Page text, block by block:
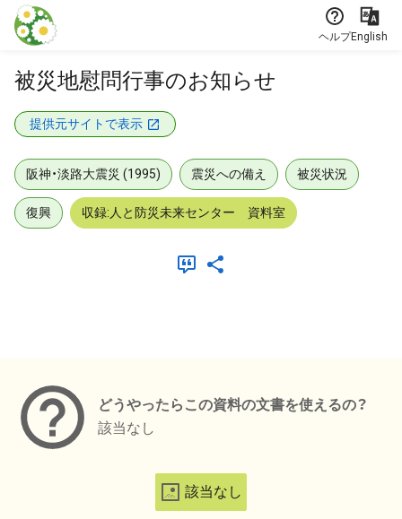
本文に飛ぶ
ヘルプEnglish
被災地慰問行事のお知らせ
提供元サイトで表示
阪神・淡路大震災 (1995) 震災への備え 被災状況
復興 収録:人と防災未来センター 資料室
どうやったらこの資料の文書を使えるの？
該当なし
該当なし